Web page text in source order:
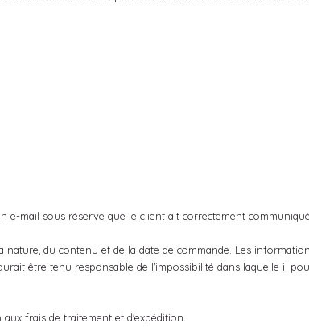
mail sous réserve que le client ait correctement
du contenu et de la date de commande. Les
être tenu responsable de l'impossibilité dans laquelle il
frais de traitement et d'expédition.